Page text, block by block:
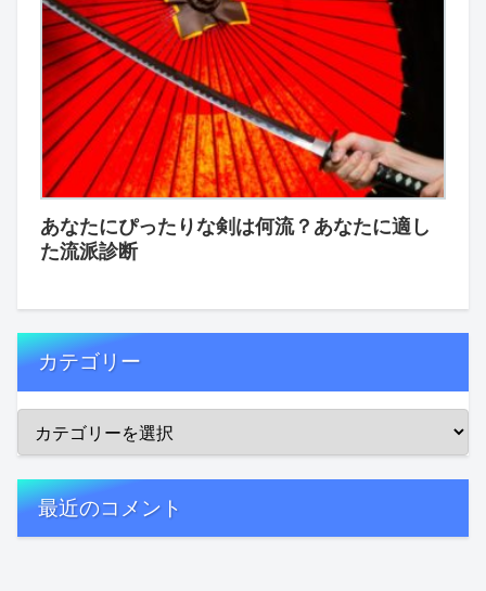
あなたにぴったりな剣は何流？あなたに適し
た流派診断
カテゴリー
最近のコメント